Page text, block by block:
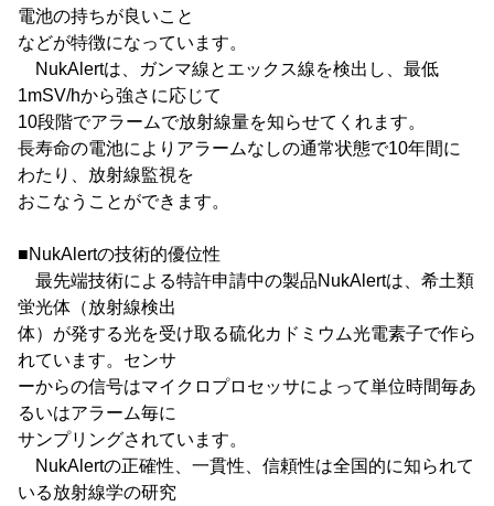
電池の持ちが良いこと
などが特徴になっています。
NukAlertは、ガンマ線とエックス線を検出し、最低
1mSV/hから強さに応じて
10段階でアラームで放射線量を知らせてくれます。
長寿命の電池によりアラームなしの通常状態で10年間に
わたり、放射線監視を
おこなうことができます。
■NukAlertの技術的優位性
最先端技術による特許申請中の製品NukAlertは、希土類
蛍光体（放射線検出
体）が発する光を受け取る硫化カドミウム光電素子で作ら
れています。センサ
ーからの信号はマイクロプロセッサによって単位時間毎あ
るいはアラーム毎に
サンプリングされています。
NukAlertの正確性、一貫性、信頼性は全国的に知られて
いる放射線学の研究